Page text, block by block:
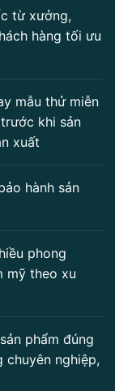
từ xưởng,
hàng tối ưu
mẫu thử miễn
khi sản
xuất
hành sản
phong
mỹ theo xu
phẩm đúng
chuyên nghiệp,